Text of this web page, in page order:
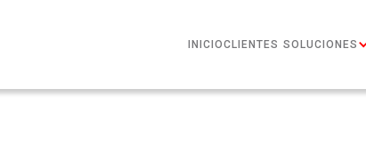
INICIOCLIENTES SOLUCIONES